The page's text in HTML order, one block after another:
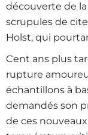
découverte de
scrupules de
Holst, qui
Cent ans plus
rupture
échantillons à
demandés son
de ces